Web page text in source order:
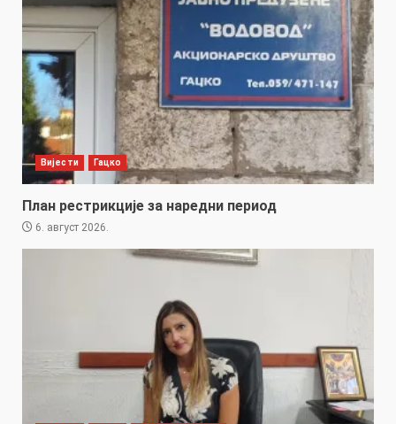
Вијести Гацко
План рестрикције за наредни период
6. август 2026.